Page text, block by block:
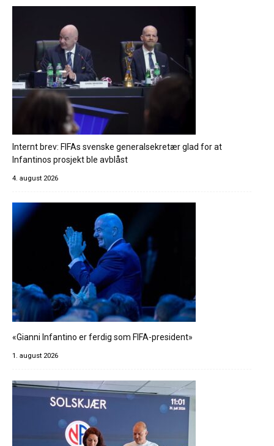
Internt brev: FIFAs svenske generalsekretær glad for at
Infantinos prosjekt ble avblåst
4. august 2026
«Gianni Infantino er ferdig som FIFA-president»
1. august 2026